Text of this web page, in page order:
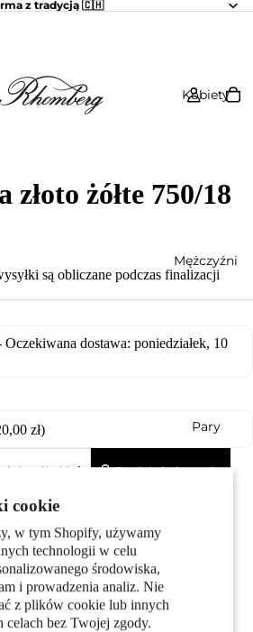
cookie
w tym Shopify, używamy
technologii w celu
środowiska,
i prowadzenia analiz. Nie
z plików cookie lub innych
celach bez Twojej zgody.
z tradycją 🇨🇭
Kobiety
Mężczyźni
Pary
złoto żółte 750/18
są obliczane podczas finalizacji
dostawa: poniedziałek, 10
zł)
ilość Dodaj do koszyka
złota